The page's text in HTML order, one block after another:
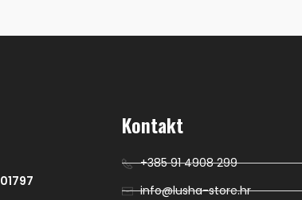
Kontakt
+385 91 4908 299
info@lusha-store.hr